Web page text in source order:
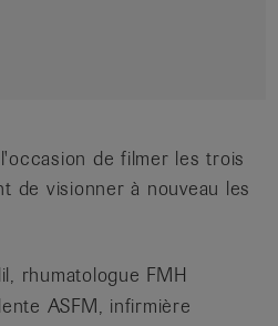
de filmer les trois
de visionner à nouveau les
rhumatologue FMH
ASFM, infirmière